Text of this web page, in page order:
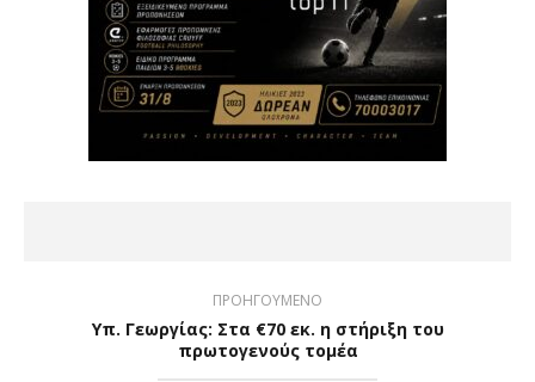
ΠΡΟΗΓΟΥΜΕΝΟ
Υπ. Γεωργίας: Στα €70 εκ. η στήριξη του
πρωτογενούς τομέα